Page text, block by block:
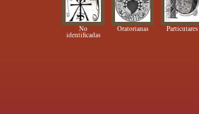
No
identificadas
Oratorianas Particulares